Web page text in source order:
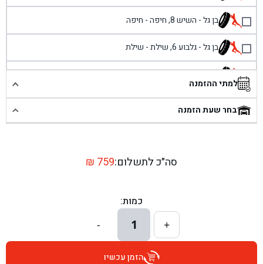
בן גל - השיש 8, חיפה - חיפה
בן גל - גלבוע 6, שילת - שילת
בן גל - פוריידיס, כניסה צפונית מול כביש 4 - פרדיס
בן גל - שכונת אזור תעשייה זעירה, עיילבון - עיילבון
בן גל - דרך השבעה 20, אזור - אזור
בן גל - הרצל 6, גדרה - גדרה
בן גל - שדרות דוד בן גוריון 8, באר שבע - באר שבע
למתי ההזמנה
בחר שעת הזמנה
סה״כ לתשלום: ₪ 759
כמות:
+
1
-
הזמן עכשיו